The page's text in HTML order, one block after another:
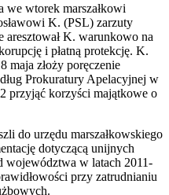
we wtorek marszałkowi
K. (PSL) zarzuty
K. warunkowo na
i płatną protekcję. K.
maja złoży poręczenie
Prokuratury Apelacyjnej w
przyjąć korzyści majątkowe o
do urzędu marszałkowskiego
dotyczącą unijnych
województwa w latach 2011-
przy zatrudnianiu